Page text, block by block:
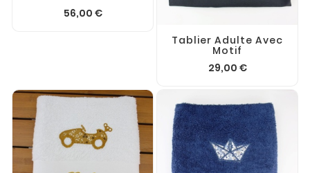
56,00 €
Tablier Adulte Avec
Motif
29,00 €